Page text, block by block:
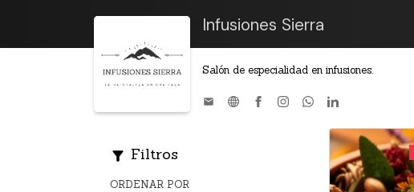
Infusiones Sierra
Salón de especialidad en infusiones.
Filtros
ORDENAR POR